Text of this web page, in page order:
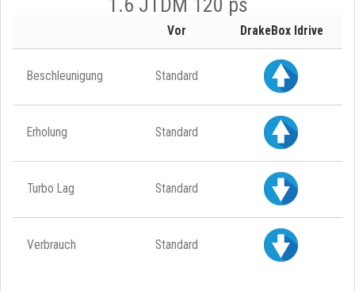
Vor DrakeBox Idrive
Beschleunigung Standard
Erholung Standard
Turbo Lag Standard
Verbrauch Standard